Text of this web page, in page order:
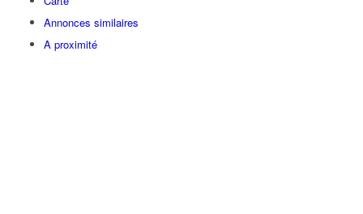
Annonces similaires
A proximité